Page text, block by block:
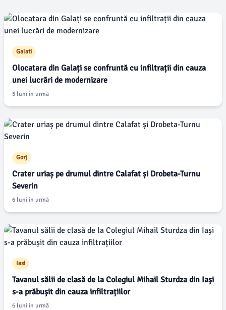
Galati
Olocatara din Galați se confruntă cu infiltrații din cauza
unei lucrări de modernizare
5 luni în urmă
Gorj
Crater uriaș pe drumul dintre Calafat și Drobeta-Turnu
Severin
6 luni în urmă
Iasi
Tavanul sălii de clasă de la Colegiul Mihail Sturdza din Iași
s-a prăbușit din cauza infiltrațiilor
6 luni în urmă